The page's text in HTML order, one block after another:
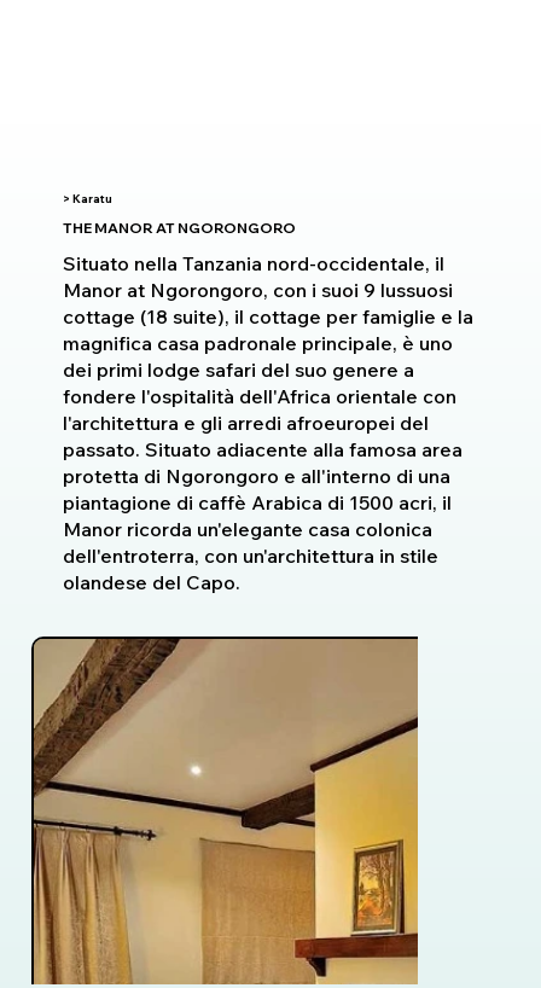
> Karatu
THE MANOR AT NGORONGORO
Situato nella Tanzania nord-occidentale, il
Manor at Ngorongoro, con i suoi 9 lussuosi
cottage (18 suite), il cottage per famiglie e la
magnifica casa padronale principale, è uno
dei primi lodge safari del suo genere a
fondere l'ospitalità dell'Africa orientale con
l'architettura e gli arredi afroeuropei del
passato. Situato adiacente alla famosa area
protetta di Ngorongoro e all'interno di una
piantagione di caffè Arabica di 1500 acri, il
Manor ricorda un'elegante casa colonica
dell'entroterra, con un'architettura in stile
olandese del Capo.